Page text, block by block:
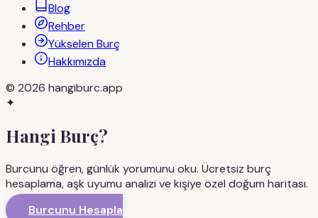
Blog
Rehber
Yükselen Burç
Hakkımızda
© 2026 hangiburc.app
✦
Hangi Burç?
Burcunu öğren, günlük yorumunu oku. Ücretsiz burç
hesaplama, aşk uyumu analizi ve kişiye özel doğum haritası.
Burcunu Hesapla